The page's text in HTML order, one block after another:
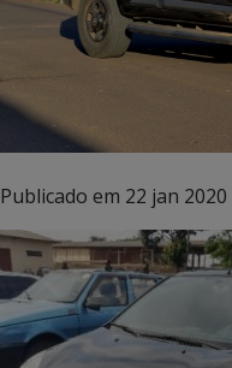
Publicado em 22 jan 2020